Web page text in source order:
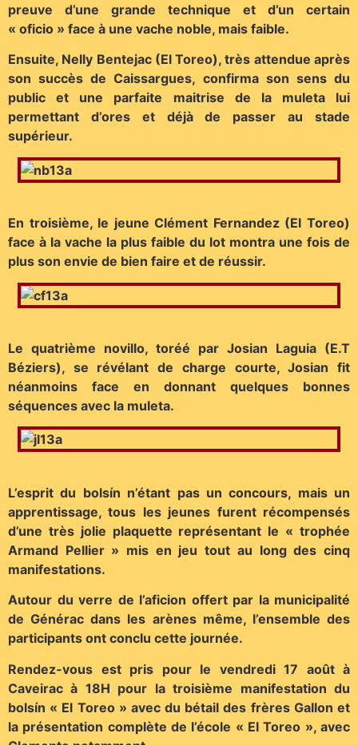
preuve d’une grande technique et d’un certain
« oficio » face à une vache noble, mais faible.
Ensuite, Nelly Bentejac (El Toreo), très attendue après
son succès de Caissargues, confirma son sens du
public et une parfaite maitrise de la muleta lui
permettant d’ores et déjà de passer au stade
supérieur.
En troisième, le jeune Clément Fernandez (El Toreo)
face à la vache la plus faible du lot montra une fois de
plus son envie de bien faire et de réussir.
Le quatrième novillo, toréé par Josian Laguia (E.T
Béziers), se révélant de charge courte, Josian fit
néanmoins face en donnant quelques bonnes
séquences avec la muleta.
L’esprit du bolsín n’étant pas un concours, mais un
apprentissage, tous les jeunes furent récompensés
d’une très jolie plaquette représentant le « trophée
Armand Pellier » mis en jeu tout au long des cinq
manifestations.
Autour du verre de l’aficion offert par la municipalité
de Générac dans les arènes même, l’ensemble des
participants ont conclu cette journée.
Rendez-vous est pris pour le vendredi 17 août à
Caveirac à 18H pour la troisième manifestation du
bolsín « El Toreo » avec du bétail des frères Gallon et
la présentation complète de l’école « El Toreo », avec